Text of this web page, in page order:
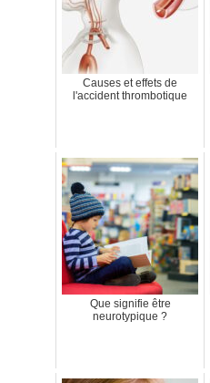
Causes et effets de
l'accident thrombotique
Que signifie être
neurotypique ?